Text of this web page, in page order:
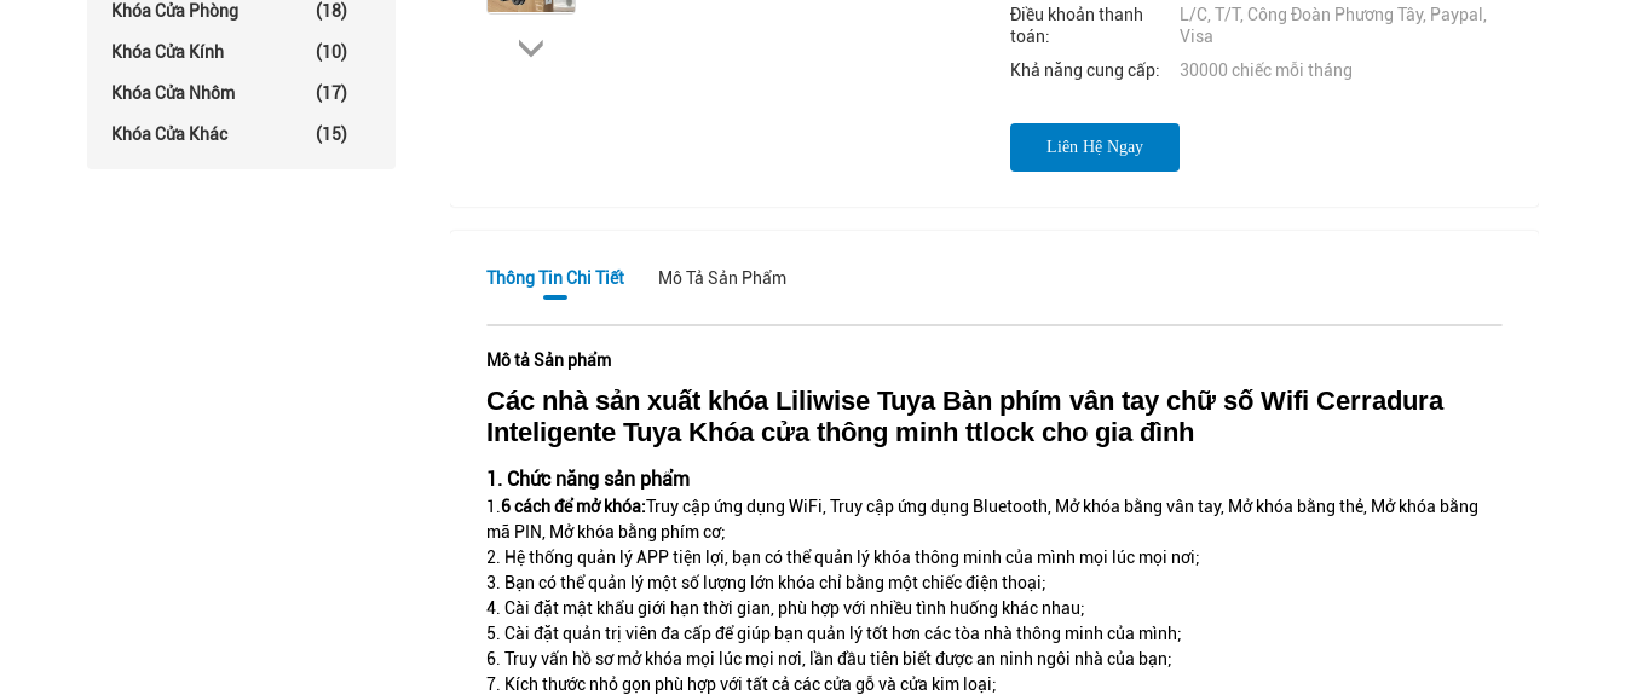
Khóa Cửa Phòng (18)
Khóa Cửa Kính (10)
Khóa Cửa Nhôm (17)
Khóa Cửa Khác (15)
Điều khoản thanh
toán:
L/C, T/T, Công Đoàn Phương Tây, Paypal,
Visa
Khả năng cung cấp:
30000 chiếc mỗi tháng
Liên Hệ Ngay
Thông Tin Chi Tiết Mô Tả Sản Phẩm
Mô tả Sản phẩm
Các nhà sản xuất khóa Liliwise Tuya Bàn phím vân tay chữ số Wifi Cerradura
Inteligente Tuya Khóa cửa thông minh ttlock cho gia đình
1. Chức năng sản phẩm
1.6 cách để mở khóa:Truy cập ứng dụng WiFi, Truy cập ứng dụng Bluetooth, Mở khóa bằng vân tay, Mở khóa bằng thẻ, Mở khóa bằng
mã PIN, Mở khóa bằng phím cơ;
2. Hệ thống quản lý APP tiện lợi, bạn có thể quản lý khóa thông minh của mình mọi lúc mọi nơi;
3. Bạn có thể quản lý một số lượng lớn khóa chỉ bằng một chiếc điện thoại;
4. Cài đặt mật khẩu giới hạn thời gian, phù hợp với nhiều tình huống khác nhau;
5. Cài đặt quản trị viên đa cấp để giúp bạn quản lý tốt hơn các tòa nhà thông minh của mình;
6. Truy vấn hồ sơ mở khóa mọi lúc mọi nơi, lần đầu tiên biết được an ninh ngôi nhà của bạn;
7. Kích thước nhỏ gọn phù hợp với tất cả các cửa gỗ và cửa kim loại;